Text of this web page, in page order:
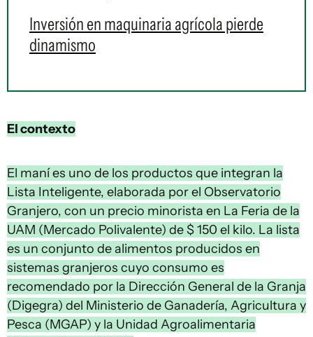
Inversión en maquinaria agrícola pierde
dinamismo
El contexto
El maní es uno de los productos que integran la
Lista Inteligente, elaborada por el Observatorio
Granjero, con un precio minorista en La Feria de la
UAM (Mercado Polivalente) de $ 150 el kilo. La lista
es un conjunto de alimentos producidos en
sistemas granjeros cuyo consumo es
recomendado por la Dirección General de la Granja
(Digegra) del Ministerio de Ganadería, Agricultura y
Pesca (MGAP) y la Unidad Agroalimentaria